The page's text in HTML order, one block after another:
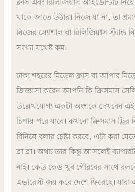
ক্লাস এবং রিলিজিয়াস আইডেন্টিটি
থাকে জাতে উঠার। নিজে যা না, তা
নিজের স্যোশাল বা রিলিজিয়াস স্ট্যান্ড
সংখ্যা যথেষ্ট কম।
ঢাকা শহরের মিডেল ক্লাস বা আপার
জিজ্ঞাসা করেন আপনি কি ক্রিসমাস
উল্লেখযোগ্য একটা অংশকে দেখবেন এই
চিপায় পরে যাবে।কখনো ক্রিসমাস ট্রির
বিনিয়ে বলার চেষ্টা করবে, এটা করা
ব্লা ব্লা। অথচ তার কিন্তু আসলেই
নাই। কেউ কেউ খুব গৌরবের সাথে
এভারেস্ট জয় করে দেশে ফিরেছে।